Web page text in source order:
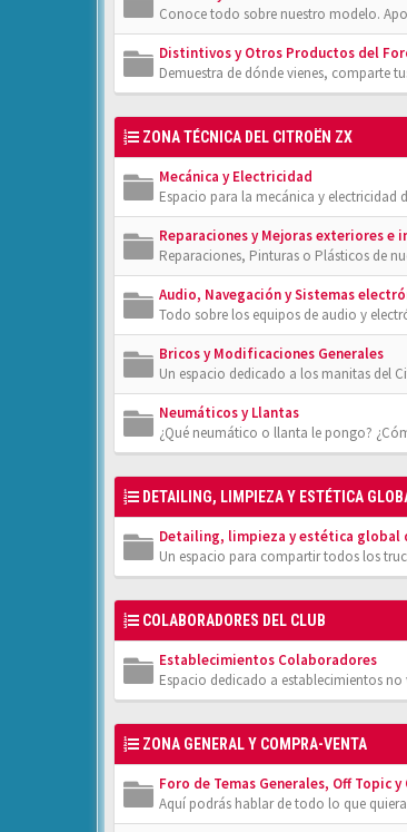
Conoce todo sobre nuestro modelo.
Distintivos y Otros Productos del
Demuestra de dónde vienes, comparte
ZONA TÉCNICA DEL CITROËN ZX
Mecánica y Electricidad
Espacio para la mecánica y electricidad
Reparaciones y Mejoras exteriores e
Reparaciones, Pinturas o Plásticos de
Audio, Navegación y Sistemas
Todo sobre los equipos de audio y
Bricos y Modificaciones Generales
Un espacio dedicado a los manitas del
Neumáticos y Llantas
¿Qué neumático o llanta le pongo?
DETAILING, LIMPIEZA Y ESTÉTICA
Detailing, limpieza y estética global
Un espacio para compartir todos los
COLABORADORES DEL CLUB
Establecimientos Colaboradores
Espacio dedicado a establecimientos
ZONA GENERAL Y COMPRA-VENTA
Foro de Temas Generales, Off Topic y
Aquí podrás hablar de todo lo que